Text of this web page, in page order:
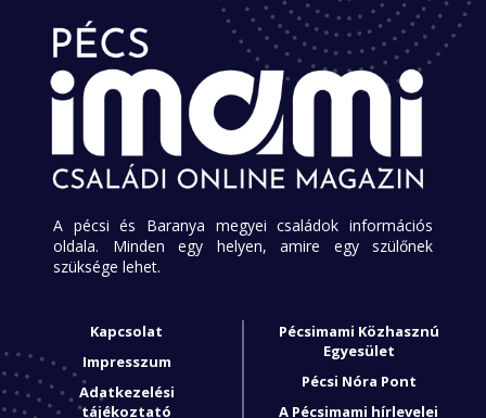
A pécsi és Baranya megyei családok információs
oldala. Minden egy helyen, amire egy szülőnek
szüksége lehet.
Kapcsolat
Impresszum
Adatkezelési
tájékoztató
Pécsimami Közhasznú
Egyesület
Pécsi Nóra Pont
A Pécsimami hírlevelei